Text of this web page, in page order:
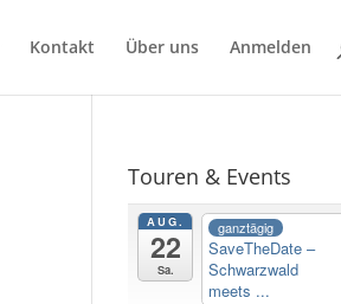
Kontakt Über uns Anmelden
Touren & Events
AUG.
22
Sa.
ganztägig
SaveTheDate –
Schwarzwald
meets ...